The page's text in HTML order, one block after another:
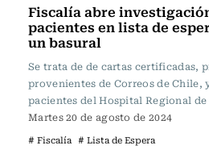
Fiscalía abre
pacientes en lista de
un basural
Se trata de de cartas certificadas,
provenientes de Correos de Chile,
pacientes del Hospital Regional de
Martes 20 de agosto de 2024
# Fiscalía # Lista de Espera